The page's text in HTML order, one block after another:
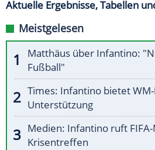
Aktuelle Ergebnisse, Tabellen
Meistgelesen
Matthäus über Infantino:
Fußball"
Times: Infantino bietet
Unterstützung
Medien: Infantino ruft
Krisentreffen